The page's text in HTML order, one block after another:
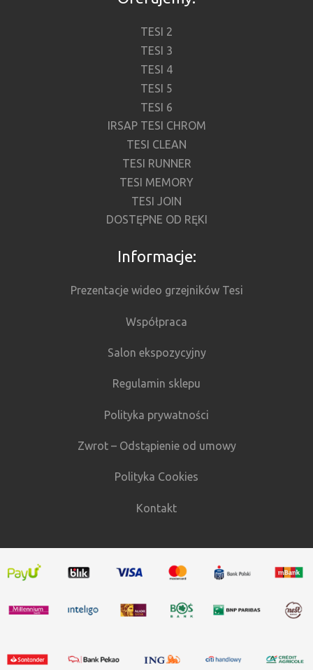
TESI 2
TESI 3
TESI 4
TESI 5
TESI 6
IRSAP TESI CHROM
TESI CLEAN
TESI RUNNER
TESI MEMORY
TESI JOIN
DOSTĘPNE OD RĘKI
Informacje:
Prezentacje wideo grzejników Tesi
Współpraca
Salon ekspozycyjny
Regulamin sklepu
Polityka prywatności
Zwrot – Odstąpienie od umowy
Polityka Cookies
Kontakt